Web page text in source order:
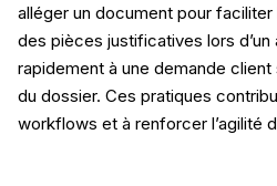
alléger un document pour faciliter
des pièces justificatives lors d’un
rapidement à une demande client
du dossier. Ces pratiques
workflows et à renforcer l’agilité